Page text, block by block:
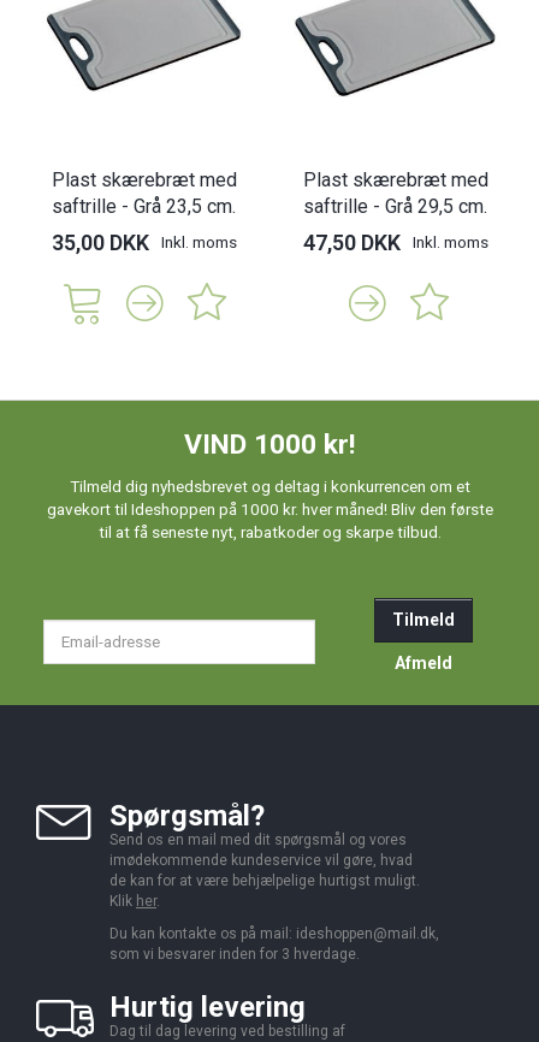
Plast skærebræt med
saftrille - Grå 23,5 cm.
35,00 DKK Inkl. moms
Plast skærebræt med
saftrille - Grå 29,5 cm.
47,50 DKK Inkl. moms
VIND 1000 kr!
Tilmeld dig nyhedsbrevet og deltag i konkurrencen om et
gavekort til Ideshoppen på 1000 kr. hver måned! Bliv den første
til at få seneste nyt, rabatkoder og skarpe tilbud.
Tilmeld
Afmeld
Spørgsmål?
Send os en mail med dit spørgsmål og vores
imødekommende kundeservice vil gøre, hvad
de kan for at være behjælpelige hurtigst muligt.
Klik her.
Du kan kontakte os på mail: ideshoppen@mail.dk,
som vi besvarer inden for 3 hverdage.
Hurtig levering
Dag til dag levering ved bestilling af